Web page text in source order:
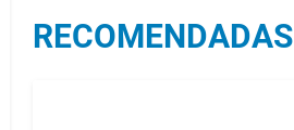
RECOMENDADAS